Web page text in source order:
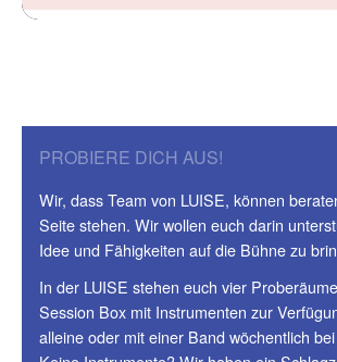
PROBIERE DICH AUS!
Wir, dass Team von LUISE, können
Seite stehen. Wir wollen euch darin
Idee und Fähigkeiten auf die Bühne zu
In der LUISE stehen euch vier
Session Box mit Instrumenten zur
alleine oder mit einer Band wöchentlich